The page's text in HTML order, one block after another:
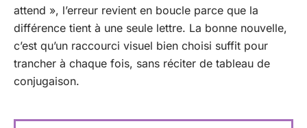
attend », l’erreur revient en boucle parce que la
différence tient à une seule lettre. La bonne nouvelle,
c’est qu’un raccourci visuel bien choisi suffit pour
trancher à chaque fois, sans réciter de tableau de
conjugaison.